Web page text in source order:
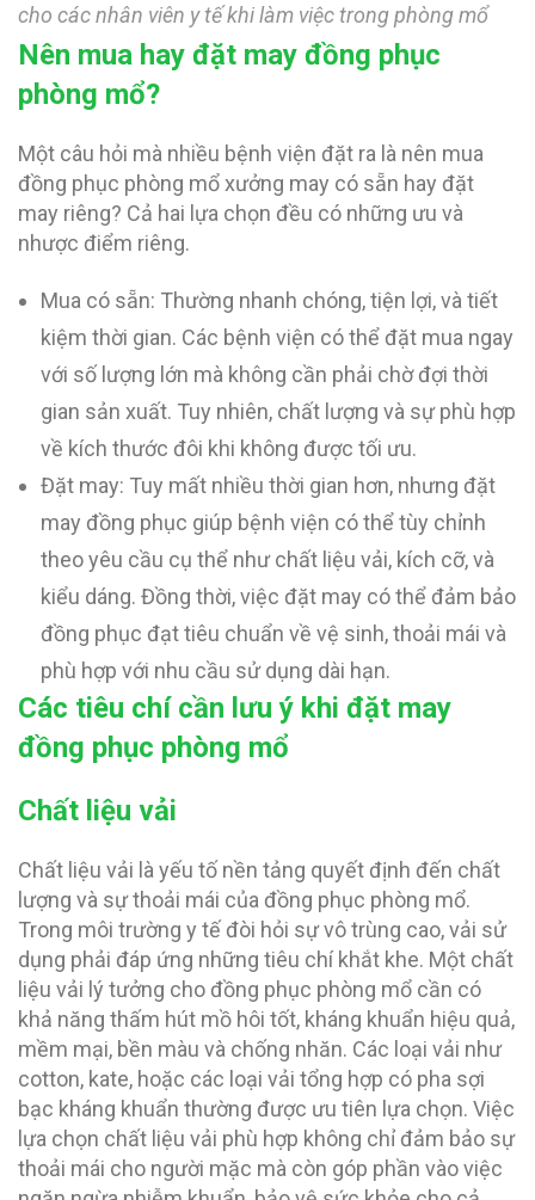
cho các nhân viên y tế khi làm việc trong phòng mổ
Nên mua hay đặt may đồng phục
phòng mổ?
Một câu hỏi mà nhiều bệnh viện đặt ra là nên mua
đồng phục phòng mổ xưởng may có sẵn hay đặt
may riêng? Cả hai lựa chọn đều có những ưu và
nhược điểm riêng.
Mua có sẵn: Thường nhanh chóng, tiện lợi, và tiết
kiệm thời gian. Các bệnh viện có thể đặt mua ngay
với số lượng lớn mà không cần phải chờ đợi thời
gian sản xuất. Tuy nhiên, chất lượng và sự phù hợp
về kích thước đôi khi không được tối ưu.
Đặt may: Tuy mất nhiều thời gian hơn, nhưng đặt
may đồng phục giúp bệnh viện có thể tùy chỉnh
theo yêu cầu cụ thể như chất liệu vải, kích cỡ, và
kiểu dáng. Đồng thời, việc đặt may có thể đảm bảo
đồng phục đạt tiêu chuẩn về vệ sinh, thoải mái và
phù hợp với nhu cầu sử dụng dài hạn.
Các tiêu chí cần lưu ý khi đặt may
đồng phục phòng mổ
Chất liệu vải
Chất liệu vải là yếu tố nền tảng quyết định đến chất
lượng và sự thoải mái của đồng phục phòng mổ.
Trong môi trường y tế đòi hỏi sự vô trùng cao, vải sử
dụng phải đáp ứng những tiêu chí khắt khe. Một chất
liệu vải lý tưởng cho đồng phục phòng mổ cần có
khả năng thấm hút mồ hôi tốt, kháng khuẩn hiệu quả,
mềm mại, bền màu và chống nhăn. Các loại vải như
cotton, kate, hoặc các loại vải tổng hợp có pha sợi
bạc kháng khuẩn thường được ưu tiên lựa chọn. Việc
lựa chọn chất liệu vải phù hợp không chỉ đảm bảo sự
thoải mái cho người mặc mà còn góp phần vào việc